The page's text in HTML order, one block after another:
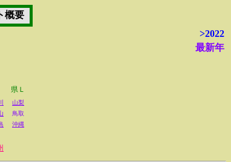
概要
>2022
最新年
県Ｌ
山梨
鳥取
沖縄